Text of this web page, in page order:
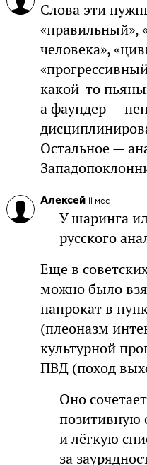
Слова эти
«правильный»,
человека»,
какой-то
а фаундер —
Остальное —
Алексей 11 мес
У шаринга
русского
Еще в
можно было
напрокат в
(плеоназм
культурной
ПВД (поход
Оно
позитивную
и лёгкую
за